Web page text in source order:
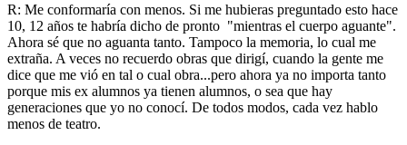
R: Me conformaría con menos. Si me hubieras preguntado esto hace
10, 12 años te habría dicho de pronto "mientras el cuerpo aguante".
Ahora sé que no aguanta tanto. Tampoco la memoria, lo cual me
extraña. A veces no recuerdo obras que dirigí, cuando la gente me
dice que me vió en tal o cual obra...pero ahora ya no importa tanto
porque mis ex alumnos ya tienen alumnos, o sea que hay
generaciones que yo no conocí. De todos modos, cada vez hablo
menos de teatro.